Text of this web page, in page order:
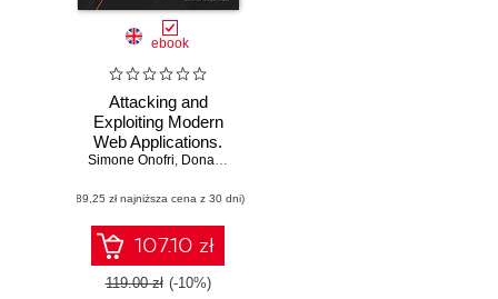
ebook
Attacking and
Exploiting Modern
Web Applications.
Discover the
techniques, and
tools to perform
modern web
attacks and
exploitation
Simone Onofri, Donato Onofri
(89,25 zł najniższa cena z 30 dni)
107.10 zł
119.00 zł (-10%)